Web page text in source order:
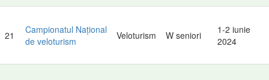
21
Campionatul Național
de veloturism
Veloturism W seniori
1-2 iunie
2024